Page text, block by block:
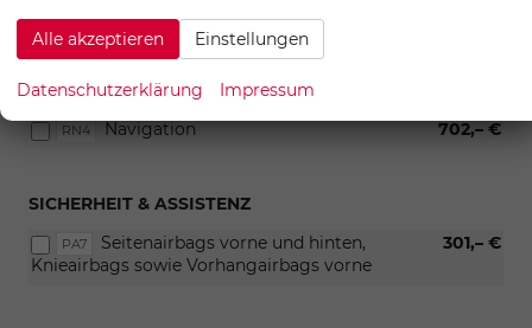
bestellbar)
INFOTAINMENT & KOMMUNIKATION
Soundsystem (nicht e-HYBRID)
RN4 702,– €
Navigation
SICHERHEIT & ASSISTENZ
PA7 301,– €
Seitenairbags vorne und hinten,
Knieairbags sowie Vorhangairbags vorne
Alle akzeptieren Einstellungen
Datenschutzerklärung Impressum